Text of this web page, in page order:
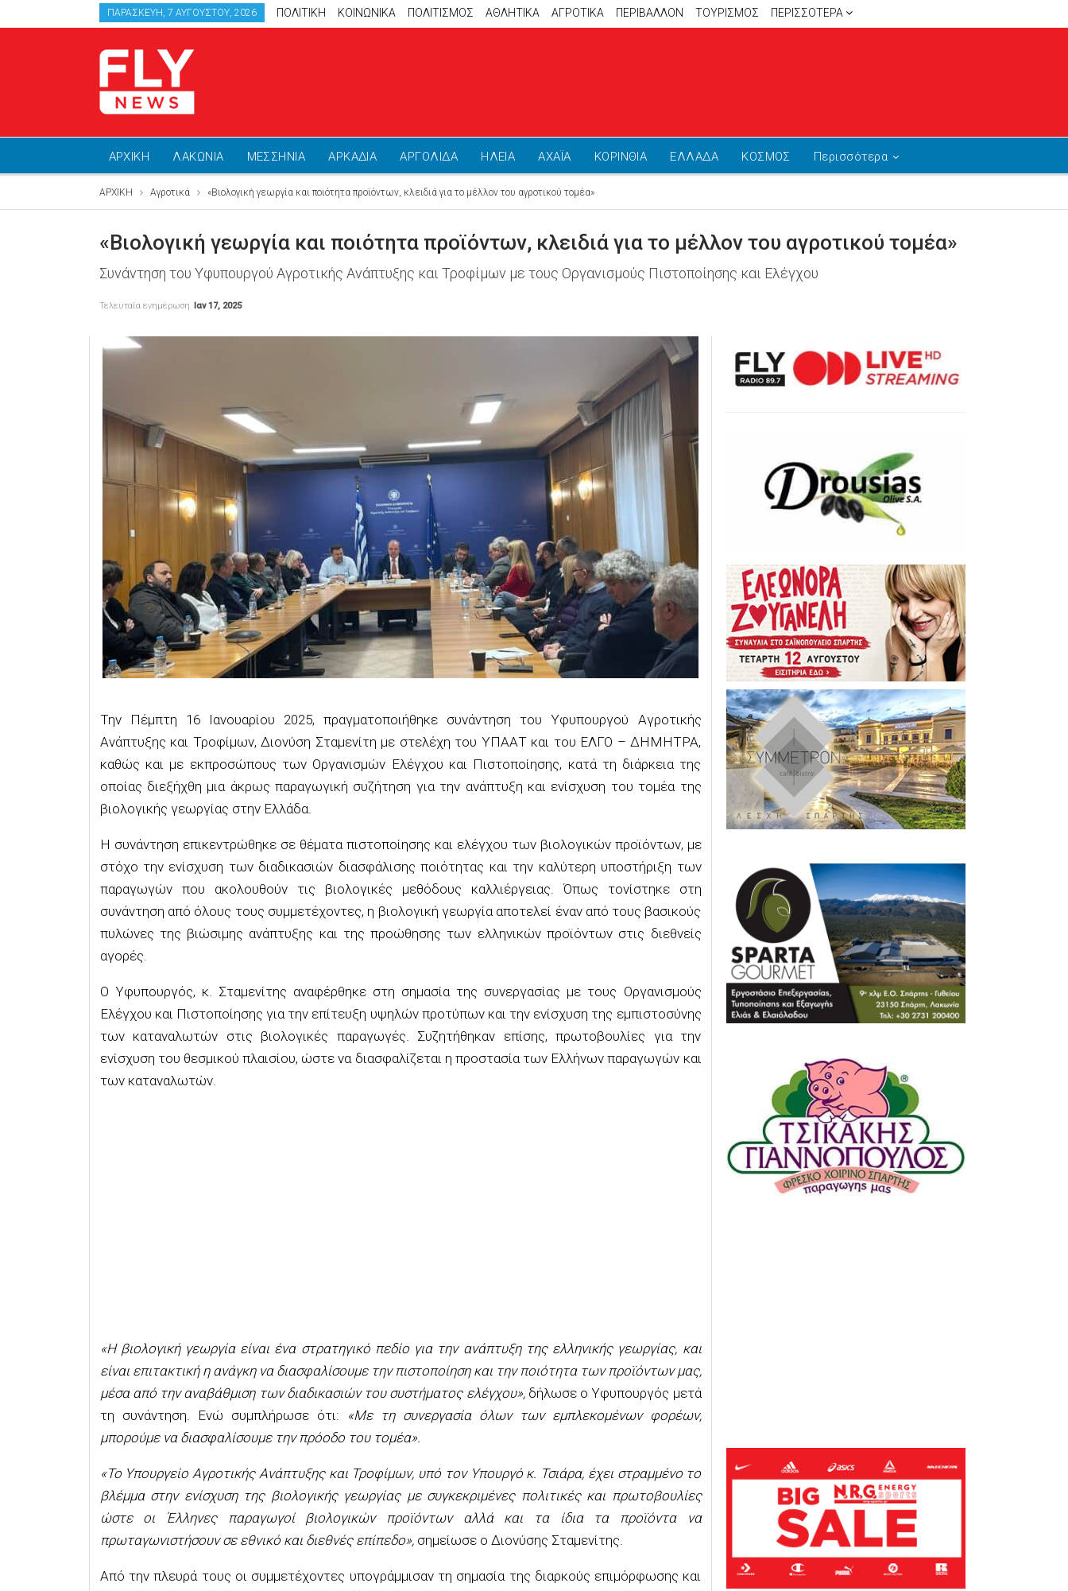
ΠΑΡΑΣΚΕΥΉ, 7 ΑΥΓΟΎΣΤΟΥ, 2026 ΠΟΛΙΤΙΚΗ ΚΟΙΝΩΝΙΚΑ ΠΟΛΙΤΙΣΜΟΣ ΑΘΛΗΤΙΚΆ ΑΓΡΟΤΙΚΑ ΠΕΡΙΒΑΛΛΟΝ ΤΟΥΡΙΣΜΟΣ ΠΕΡΙΣΣΌΤΕΡΑ
ΑΡΧΙΚΗ ΛΑΚΩΝΙΑ ΜΕΣΣΗΝΙΑ ΑΡΚΑΔΙΑ ΑΡΓΟΛΙΔΑ ΗΛΕΙΑ ΑΧΑΪΑ ΚΟΡΙΝΘΙΑ ΕΛΛΑΔΑ ΚΟΣΜΟΣ Περισσότερα
ΑΡΧΙΚΗ Αγροτικά «Βιολογική γεωργία και ποιότητα προϊόντων, κλειδιά για το μέλλον του αγροτικού τομέα»
«Βιολογική γεωργία και ποιότητα προϊόντων, κλειδιά για το μέλλον του αγροτικού τομέα»
Συνάντηση του Υφυπουργού Αγροτικής Ανάπτυξης και Τροφίμων με τους Οργανισμούς Πιστοποίησης και Ελέγχου
Τελευταία ενημέρωση Ιαν 17, 2025
Την Πέμπτη 16 Ιανουαρίου 2025, πραγματοποιήθηκε συνάντηση του Υφυπουργού Αγροτικής
Ανάπτυξης και Τροφίμων, Διονύση Σταμενίτη με στελέχη του ΥΠΑΑΤ και του ΕΛΓΟ – ΔΗΜΗΤΡΑ,
καθώς και με εκπροσώπους των Οργανισμών Ελέγχου και Πιστοποίησης, κατά τη διάρκεια της
οποίας διεξήχθη μια άκρως παραγωγική συζήτηση για την ανάπτυξη και ενίσχυση του τομέα της
βιολογικής γεωργίας στην Ελλάδα.
Η συνάντηση επικεντρώθηκε σε θέματα πιστοποίησης και ελέγχου των βιολογικών προϊόντων, με
στόχο την ενίσχυση των διαδικασιών διασφάλισης ποιότητας και την καλύτερη υποστήριξη των
παραγωγών που ακολουθούν τις βιολογικές μεθόδους καλλιέργειας. Όπως τονίστηκε στη
συνάντηση από όλους τους συμμετέχοντες, η βιολογική γεωργία αποτελεί έναν από τους βασικούς
πυλώνες της βιώσιμης ανάπτυξης και της προώθησης των ελληνικών προϊόντων στις διεθνείς
αγορές.
Ο Υφυπουργός, κ. Σταμενίτης αναφέρθηκε στη σημασία της συνεργασίας με τους Οργανισμούς
Ελέγχου και Πιστοποίησης για την επίτευξη υψηλών προτύπων και την ενίσχυση της εμπιστοσύνης
των καταναλωτών στις βιολογικές παραγωγές. Συζητήθηκαν επίσης, πρωτοβουλίες για την
ενίσχυση του θεσμικού πλαισίου, ώστε να διασφαλίζεται η προστασία των Ελλήνων παραγωγών και
των καταναλωτών.
«Η βιολογική γεωργία είναι ένα στρατηγικό πεδίο για την ανάπτυξη της ελληνικής γεωργίας, και
είναι επιτακτική η ανάγκη να διασφαλίσουμε την πιστοποίηση και την ποιότητα των προϊόντων μας,
μέσα από την αναβάθμιση των διαδικασιών του συστήματος ελέγχου»,δήλωσε ο Υφυπουργός μετά
τη συνάντηση. Ενώ συμπλήρωσε ότι:
«Με τη συνεργασία όλων των εμπλεκομένων φορέων,
μπορούμε να διασφαλίσουμε την πρόοδο του τομέα».
«Το Υπουργείο Αγροτικής Ανάπτυξης και Τροφίμων, υπό τον Υπουργό κ. Τσιάρα, έχει στραμμένο το
βλέμμα στην ενίσχυση της βιολογικής γεωργίας με συγκεκριμένες πολιτικές και πρωτοβουλίες
ώστε οι Έλληνες παραγωγοί βιολογικών προϊόντων αλλά και τα ίδια τα προϊόντα να
πρωταγωνιστήσουν σε εθνικό και διεθνές επίπεδο»,σημείωσε ο Διονύσης Σταμενίτης.
Από την πλευρά τους οι συμμετέχοντες υπογράμμισαν τη σημασία της διαρκούς επιμόρφωσης και